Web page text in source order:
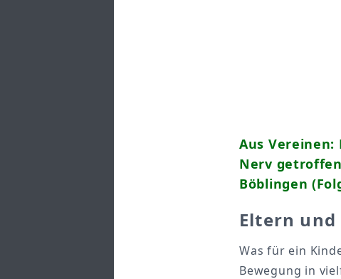
Aus
Nerv
Böblingen
Eltern und
Was für ein
Bewegung in